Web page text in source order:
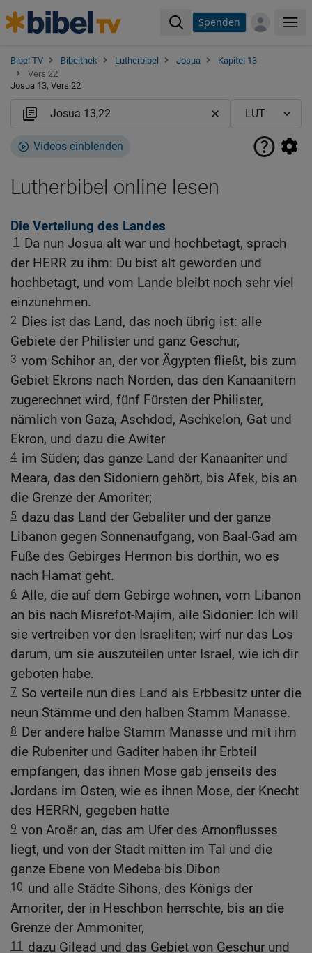
Spenden
Bibel TV Bibelthek Lutherbibel Josua
Kapitel 13
Vers 22
Josua 13, Vers 22
Videos einblenden
Lutherbibel online lesen
Die Verteilung des Landes
1
Da nun Josua alt war und hochbetagt, sprach
der HERR zu ihm: Du bist alt geworden und
hochbetagt, und vom Lande bleibt noch sehr viel
einzunehmen.
2 Dies ist das Land, das noch übrig ist: alle
Gebiete der Philister und ganz Geschur,
3 vom Schihor an, der vor Ägypten fließt, bis zum
Gebiet Ekrons nach Norden, das den Kanaanitern
zugerechnet wird, fünf Fürsten der Philister,
nämlich von Gaza, Aschdod, Aschkelon, Gat und
Ekron, und dazu die Awiter
4 im Süden; das ganze Land der Kanaaniter und
Meara, das den Sidoniern gehört, bis Afek, bis an
die Grenze der Amoriter;
5 dazu das Land der Gebaliter und der ganze
Libanon gegen Sonnenaufgang, von Baal-Gad am
Fuße des Gebirges Hermon bis dorthin, wo es
nach Hamat geht.
6 Alle, die auf dem Gebirge wohnen, vom Libanon
an bis nach Misrefot-Majim, alle Sidonier: Ich will
sie vertreiben vor den Israeliten; wirf nur das Los
darum, um sie auszuteilen unter Israel, wie ich dir
geboten habe.
7 So verteile nun dies Land als Erbbesitz unter die
neun Stämme und den halben Stamm Manasse.
8 Der andere halbe Stamm Manasse und mit ihm
die Rubeniter und Gaditer haben ihr Erbteil
empfangen, das ihnen Mose gab jenseits des
Jordans im Osten, wie es ihnen Mose, der Knecht
des HERRN, gegeben hatte
9 von Aroër an, das am Ufer des Arnonflusses
liegt, und von der Stadt mitten im Tal und die
ganze Ebene von Medeba bis Dibon
10 und alle Städte Sihons, des Königs der
Amoriter, der in Heschbon herrschte, bis an die
Grenze der Ammoniter,
11
dazu Gilead und das Gebiet von Geschur und